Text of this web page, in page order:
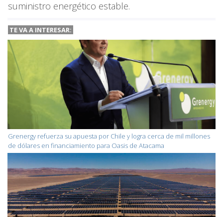
suministro energético estable.
TE VA A INTERESAR:
Grenergy refuerza su apuesta por Chile y logra cerca de mil millones
de dólares en financiamiento para Oasis de Atacama